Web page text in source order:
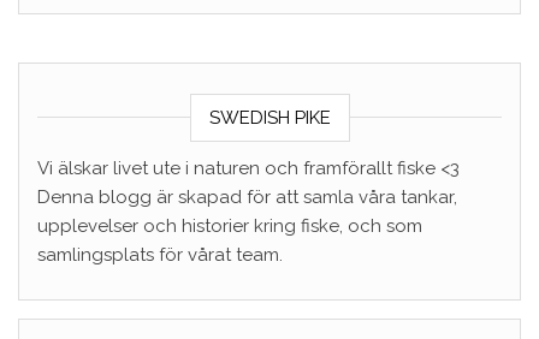
SWEDISH PIKE
Vi älskar livet ute i naturen och framförallt fiske <3
Denna blogg är skapad för att samla våra tankar,
upplevelser och historier kring fiske, och som
samlingsplats för vårat team.